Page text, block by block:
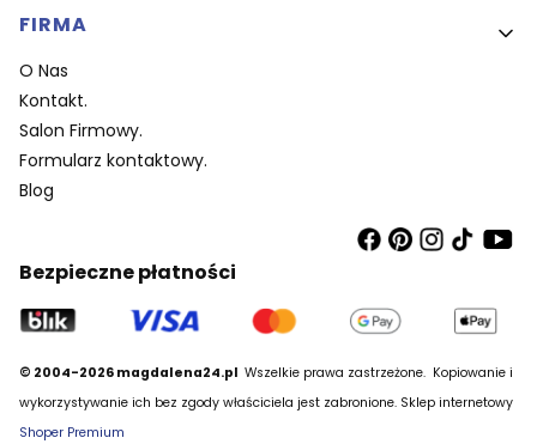
FIRMA
O Nas
Kontakt.
Salon Firmowy.
Formularz kontaktowy.
Blog
Bezpieczne płatności
© 2004-2026 magdalena24.pl Wszelkie prawa zastrzeżone. Kopiowanie i
wykorzystywanie ich bez zgody właściciela jest zabronione. Sklep internetowy
Shoper Premium